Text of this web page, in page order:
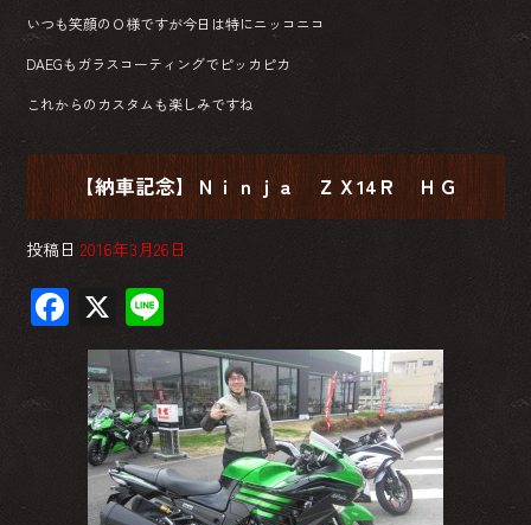
いつも笑顔のＯ様ですが今日は特にニッコニコ
DAEGもガラスコーティングでピッカピカ
これからのカスタムも楽しみですね
【納車記念】Ｎｉｎｊａ ＺＸ14Ｒ ＨＧ
投稿日 2016年3月26日
F
ac
e
b
o
ok
X
ne